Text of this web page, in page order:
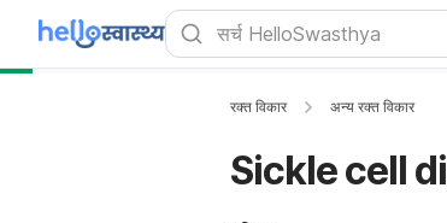
रक्त विकार अन्य रक्त विकार
Sickle cell